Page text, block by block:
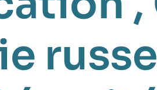
russe